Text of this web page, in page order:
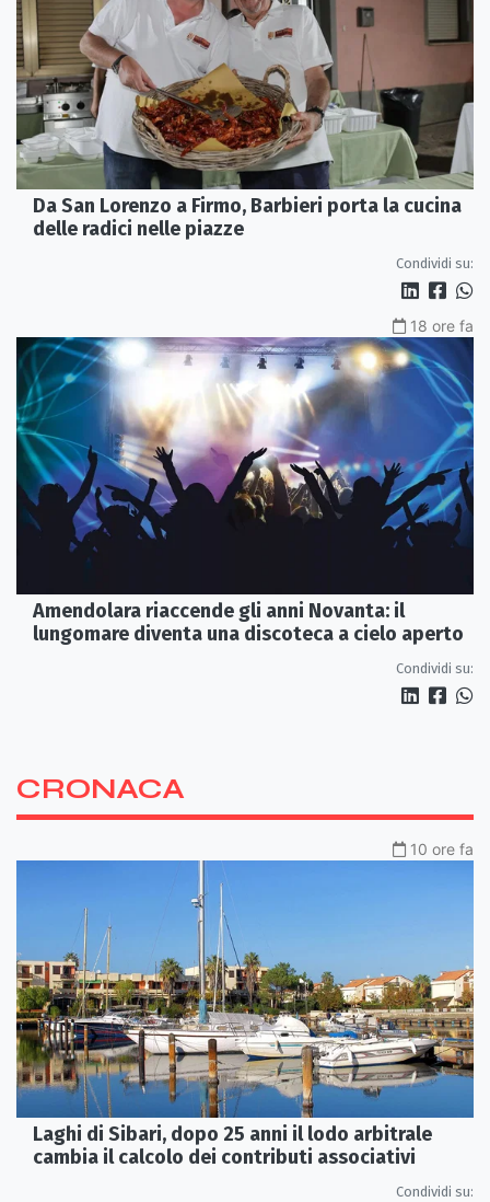
Da San Lorenzo a Firmo, Barbieri porta la cucina
delle radici nelle piazze
Condividi su:
18 ore fa
Amendolara riaccende gli anni Novanta: il
lungomare diventa una discoteca a cielo aperto
Condividi su:
CRONACA
10 ore fa
Laghi di Sibari, dopo 25 anni il lodo arbitrale
cambia il calcolo dei contributi associativi
Condividi su: